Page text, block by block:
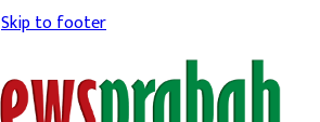
Skip to footer